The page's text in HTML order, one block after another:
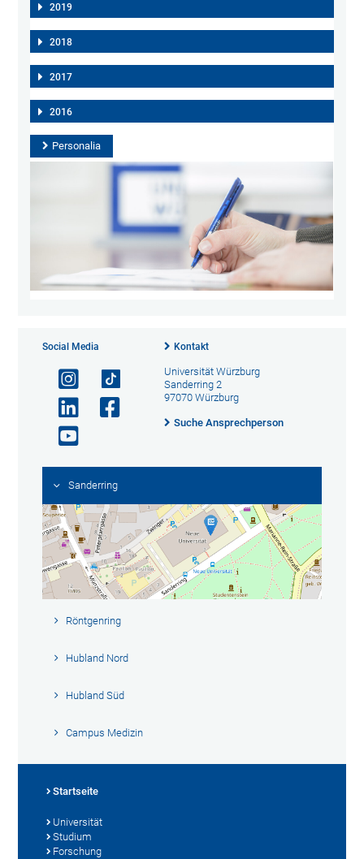
2019
2018
2017
2016
Personalia
Social Media Kontakt
Universität Würzburg
Sanderring 2
97070 Würzburg
Suche Ansprechperson
Sanderring
Röntgenring
Hubland Nord
Hubland Süd
Campus Medizin
Startseite
Universität
Studium
Forschung